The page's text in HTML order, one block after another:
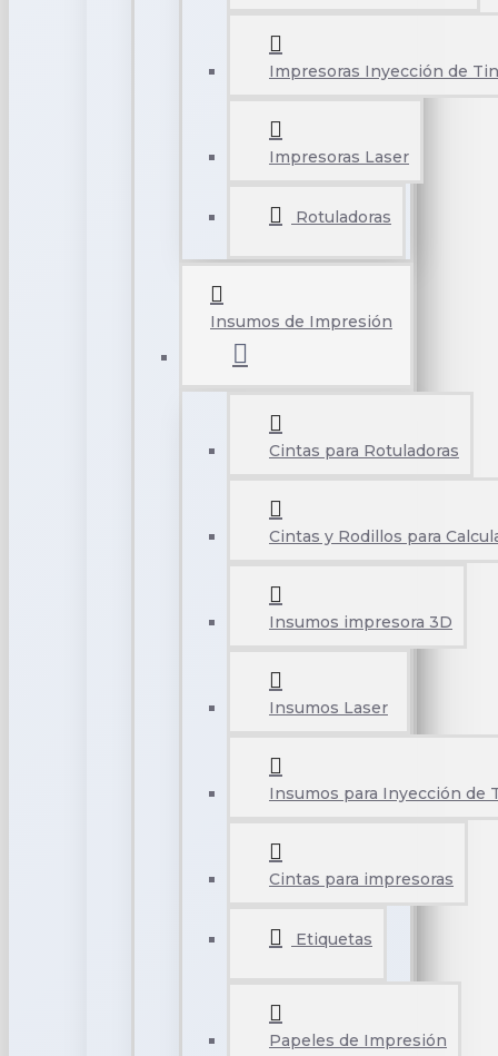
Impresoras Inyección de
Impresoras Laser
Rotuladoras
Insumos de Impresión
Cintas para Rotuladoras
Cintas y Rodillos para
Insumos impresora 3D
Insumos Laser
Insumos para Inyección de
Cintas para impresoras
Etiquetas
Papeles de Impresión